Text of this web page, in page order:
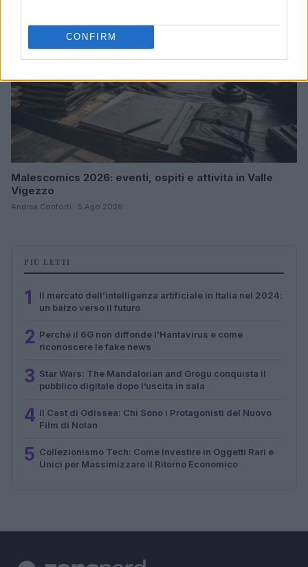
CONFIRM
Malescomics 2026: eventi, ospiti e attività in Valle
Vigezzo
Andrea Conforti · 5 Ago 2026
PIÙ LETTI
1
Il mercato dell’intelligenza artificiale in Italia nel 2024:
un balzo verso il futuro
2 Perché il 6G non diffonde l’Hantavirus e come
riconoscere le fake news
3 Star Wars: The Mandalorian and Grogu conquista il
pubblico digitale dopo l’uscita in sala
4 Il Cast di Odissea: Chi Sono i Protagonisti del Nuovo
Film di Nolan
5 Collezionismo Tech: Come Investire in Oggetti Rari e
Unici per Massimizzare il Ritorno Economico